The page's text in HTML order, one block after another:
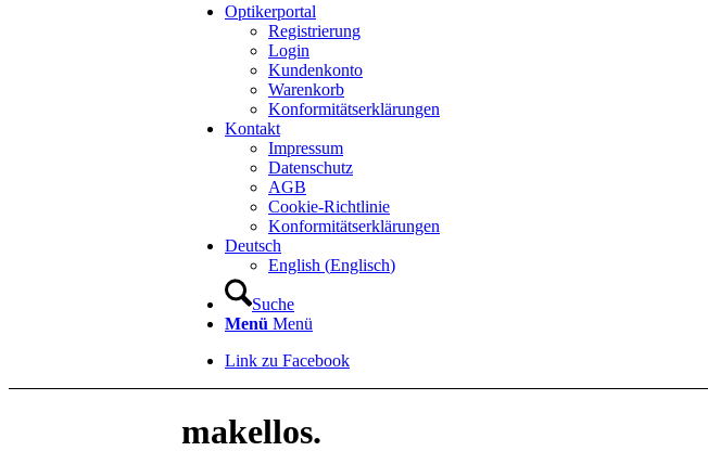
Optikerportal
Registrierung
Login
Kundenkonto
Warenkorb
Konformitätserklärungen
Kontakt
Impressum
Datenschutz
AGB
Cookie-Richtlinie
Konformitätserklärungen
Deutsch
English (Englisch)
Suche
Menü Menü
Link zu Facebook
makellos.